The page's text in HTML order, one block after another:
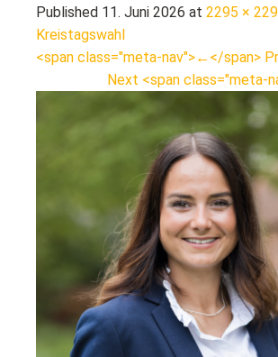
Published 11. Juni 2026 at 2295 ×
Kreistagswahl
<span class="meta-nav">←</span>
Next <span class="meta-